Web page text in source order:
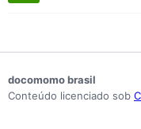
docomomo brasil
Conteúdo licenciado sob